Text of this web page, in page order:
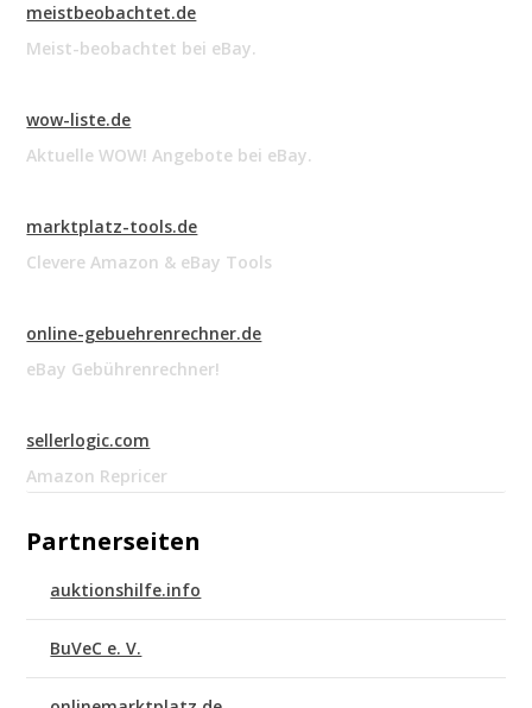
meistbeobachtet.de
Meist-beobachtet bei eBay.
wow-liste.de
Aktuelle WOW! Angebote bei eBay.
marktplatz-tools.de
Clevere Amazon & eBay Tools
online-gebuehrenrechner.de
eBay Gebührenrechner!
sellerlogic.com
Amazon Repricer
Partnerseiten
auktionshilfe.info
BuVeC e. V.